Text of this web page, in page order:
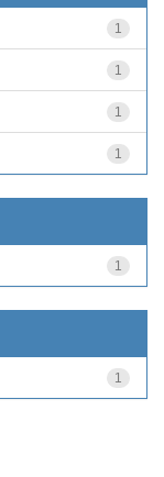
1
1
1
1
1
1